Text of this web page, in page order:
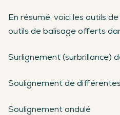
En résumé, voici les outils
outils de balisage offerts
Surlignement (surbrillance)
Soulignement de
Soulignement ondulé